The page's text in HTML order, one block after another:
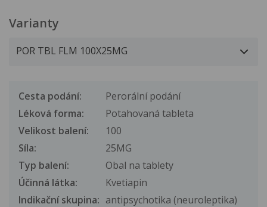
Varianty
Cesta podání:
Perorální podání
Léková forma:
Potahovaná tableta
Velikost balení:
100
Síla:
25MG
Typ balení:
Obal na tablety
Účinná látka:
Kvetiapin
Indikační skupina: antipsychotika (neuroleptika)